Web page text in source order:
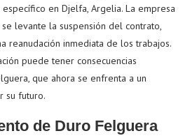
en Djelfa, Argelia. La empresa
levante la suspensión del contrato,
reanudación inmediata de los trabajos.
puede tener consecuencias
que ahora se enfrenta a un
su futuro.
de Duro Felguera